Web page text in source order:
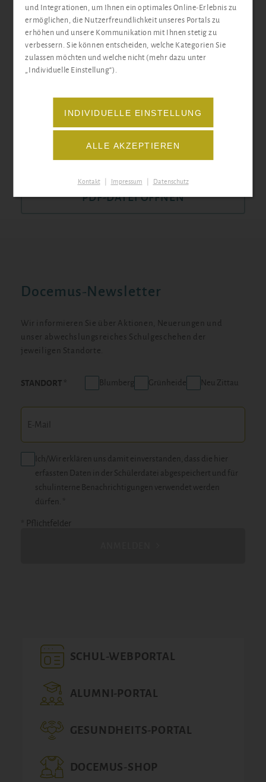
ONLINE AUSFÜLLEN
oder
PDF-DATEI ÖFFNEN
Docemus-Newsletter
Wir informieren Sie über Aktionen, Neuerungen und
unser abwechslungsreiches Schulgeschehen der
jeweiligen Standorte.
STANDORT Blumberg Grünheide Neu Zittau
Ich/Wir erklären uns damit einverstanden, dass die hier
erfassten Daten in der Schülerdatei abgespeichert und für
schulinterne Benachrichtigungen verwendet werden
dürfen. *
* Pflichtfelder
SCHUL-WEBPORTAL
ALUMNI-PORTAL
GESUNDHEITS-PORTAL
DOCEMUS-SHOP
und Integrationen, um Ihnen ein optimales Online-Erlebnis zu
ermöglichen, die Nutzerfreundlichkeit unseres Portals zu
erhöhen und unsere Kommunikation mit Ihnen stetig zu
verbessern. Sie können entscheiden, welche Kategorien Sie
zulassen möchten und welche nicht (mehr dazu unter
„Individuelle Einstellung“).
INDIVIDUELLE EINSTELLUNG
ALLE AKZEPTIEREN
Kontakt Impressum Datenschutz